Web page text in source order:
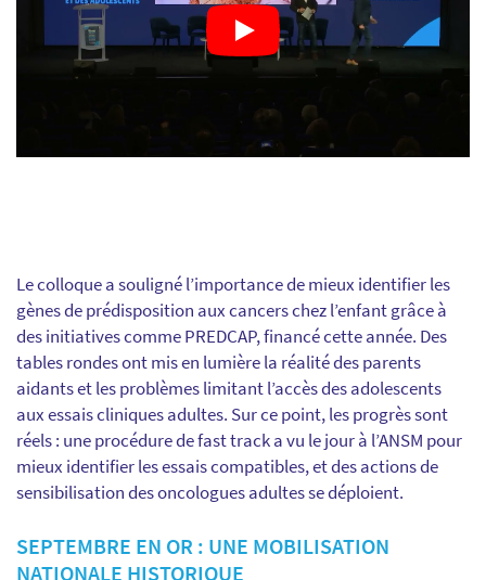
Le colloque a souligné l’importance de mieux identifier les
gènes de prédisposition aux cancers chez l’enfant grâce à
des initiatives comme PREDCAP, financé cette année. Des
tables rondes ont mis en lumière la réalité des parents
aidants et les problèmes limitant l’accès des adolescents
aux essais cliniques adultes. Sur ce point, les progrès sont
réels : une procédure de fast track a vu le jour à l’ANSM pour
mieux identifier les essais compatibles, et des actions de
sensibilisation des oncologues adultes se déploient.
SEPTEMBRE EN OR : UNE MOBILISATION
NATIONALE HISTORIQUE